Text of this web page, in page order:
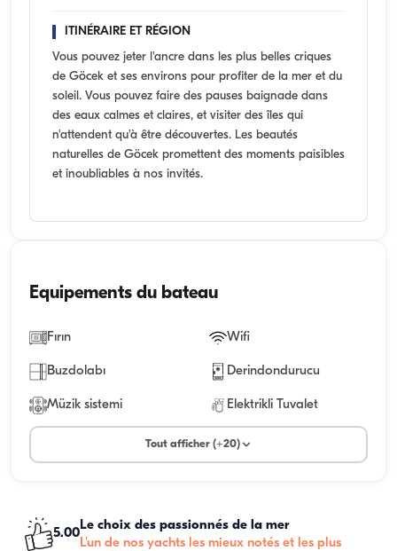
ITINÉRAIRE ET RÉGION
Vous pouvez jeter l'ancre dans les plus belles criques
de Göcek et ses environs pour profiter de la mer et du
soleil. Vous pouvez faire des pauses baignade dans
des eaux calmes et claires, et visiter des îles qui
n'attendent qu'à être découvertes. Les beautés
naturelles de Göcek promettent des moments paisibles
et inoubliables à nos invités.
Equipements du bateau
Fırın Wifi
Buzdolabı Derindondurucu
Müzik sistemi Elektrikli Tuvalet
Tout afficher (+20)
5.00
Le choix des passionnés de la mer
L'un de nos yachts les mieux notés et les plus